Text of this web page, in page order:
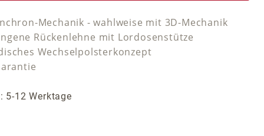
Mechanik - wahlweise mit 3D-Mechanik
Rückenlehne mit Lordosenstütze
Wechselpolsterkonzept
5-12 Werktage